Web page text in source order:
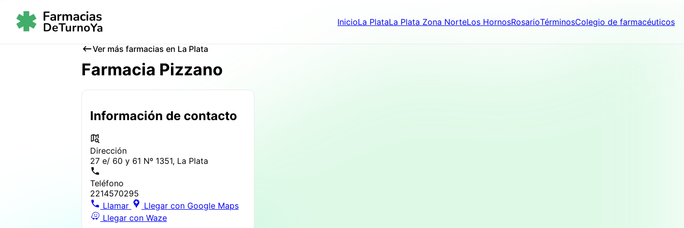
InicioLa PlataLa Plata Zona NorteLos HornosRosarioTérminosColegio de farmacéuticos
Ver más farmacias en La Plata
Farmacia Pizzano
Información de contacto
Dirección
27 e/ 60 y 61 Nº 1351, La Plata
Teléfono
2214570295
Llamar
Llegar con Google Maps
Llegar con Waze